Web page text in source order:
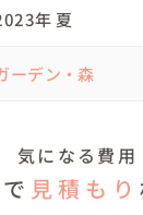
場に移動してア
年 夏
ーデン・森
気になる費用
見積もり